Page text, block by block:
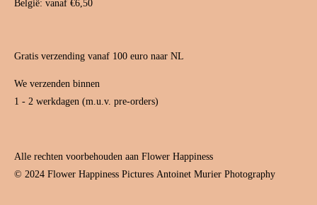
België: vanaf €6,50
Gratis verzending vanaf 100 euro naar NL
We verzenden binnen
1 - 2 werkdagen (m.u.v. pre-orders)
Alle rechten voorbehouden aan Flower Happiness
© 2024 Flower Happiness Pictures Antoinet Murier Photography